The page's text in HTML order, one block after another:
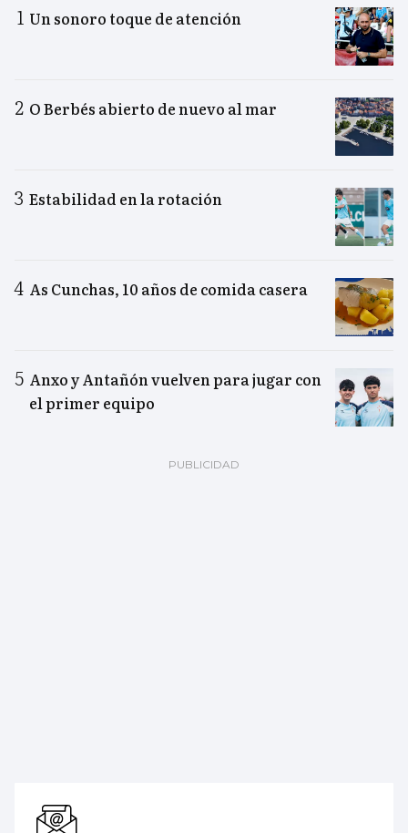
Un sonoro toque de atención
O Berbés abierto de nuevo al mar
Estabilidad en la rotación
As Cunchas, 10 años de comida casera
Anxo y Antañón vuelven para jugar con
el primer equipo